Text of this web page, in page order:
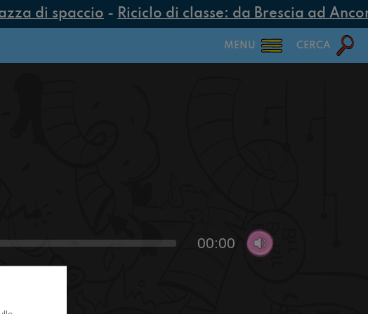
di spaccio- Riciclo di classe: da Brescia ad
MENU CERCA
00:00